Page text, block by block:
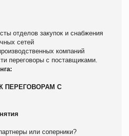
отделов закупок и снабжения
сетей
компаний
переговоры с поставщиками.
ПЕРЕГОВОРАМ С
или соперники?